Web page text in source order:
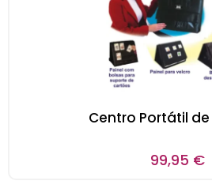
Centro Portátil
99,95 €